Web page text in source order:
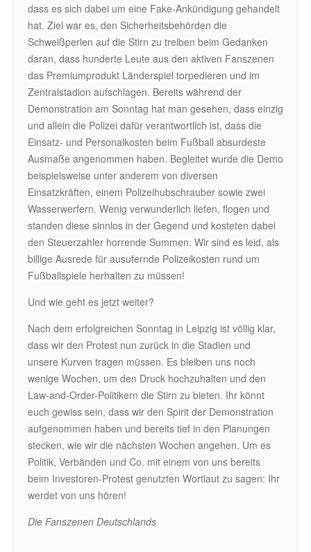
dass es sich dabei um eine Fake-Ankündigung gehandelt
hat. Ziel war es, den Sicherheitsbehörden die
Schweißperlen auf die Stirn zu treiben beim Gedanken
daran, dass hunderte Leute aus den aktiven Fanszenen
das Premiumprodukt Länderspiel torpedieren und im
Zentralstadion aufschlagen. Bereits während der
Demonstration am Sonntag hat man gesehen, dass einzig
und allein die Polizei dafür verantwortlich ist, dass die
Einsatz- und Personalkosten beim Fußball absurdeste
Ausmaße angenommen haben. Begleitet wurde die Demo
beispielsweise unter anderem von diversen
Einsatzkräften, einem Polizeihubschrauber sowie zwei
Wasserwerfern. Wenig verwunderlich liefen, flogen und
standen diese sinnlos in der Gegend und kosteten dabei
den Steuerzahler horrende Summen. Wir sind es leid, als
billige Ausrede für ausufernde Polizeikosten rund um
Fußballspiele herhalten zu müssen!
Und wie geht es jetzt weiter?
Nach dem erfolgreichen Sonntag in Leipzig ist völlig klar,
dass wir den Protest nun zurück in die Stadien und
unsere Kurven tragen müssen. Es bleiben uns noch
wenige Wochen, um den Druck hochzuhalten und den
Law-and-Order-Politikern die Stirn zu bieten. Ihr könnt
euch gewiss sein, dass wir den Spirit der Demonstration
aufgenommen haben und bereits tief in den Planungen
stecken, wie wir die nächsten Wochen angehen. Um es
Politik, Verbänden und Co. mit einem von uns bereits
beim Investoren-Protest genutzten Wortlaut zu sagen: Ihr
werdet von uns hören!
Die Fanszenen Deutschlands